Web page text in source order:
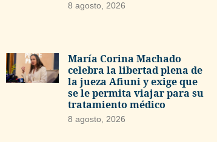
8 agosto, 2026
María Corina Machado
celebra la libertad plena de
la jueza Afiuni y exige que
se le permita viajar para su
tratamiento médico
8 agosto, 2026